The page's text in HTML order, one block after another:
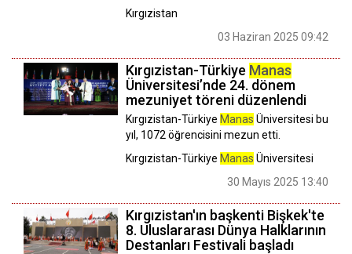
Kırgızistan
03 Haziran 2025 09:42
Kırgızistan-Türkiye Manas
Üniversitesi’nde 24. dönem
mezuniyet töreni düzenlendi
Kırgızistan-Türkiye Manas Üniversitesi bu
yıl, 1072 öğrencisini mezun etti.
Kırgızistan-Türkiye Manas Üniversitesi
30 Mayıs 2025 13:40
Kırgızistan'ın başkenti Bişkek'te
8. Uluslararası Dünya Halklarının
Destanları Festivali başladı